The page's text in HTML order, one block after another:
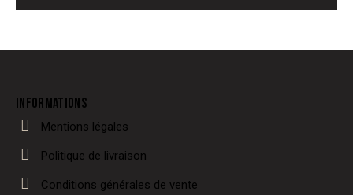
INFORMATIONS
Mentions légales
Politique de livraison
Conditions générales de vente